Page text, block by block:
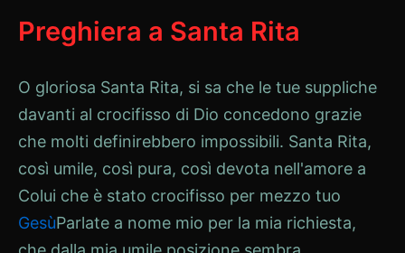
Preghiera a Santa Rita
O gloriosa Santa Rita, si sa che le tue suppliche
davanti al crocifisso di Dio concedono grazie
che molti definirebbero impossibili. Santa Rita,
così umile, così pura, così devota nell'amore a
Colui che è stato crocifisso per mezzo tuo
GesùParlate a nome mio per la mia richiesta,